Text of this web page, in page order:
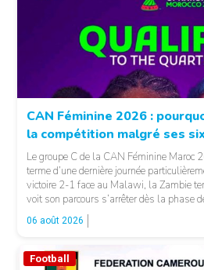
CAN Féminine 2026 :
la compétition malgré ses
Le groupe C de la CAN Féminine Maroc
terme d’une dernière journée
victoire 2-1 face au Malawi, la Zambie
voit son parcours s’arrêter dès la phase
qui peut surprendre au regard du
06 août 2026
Football